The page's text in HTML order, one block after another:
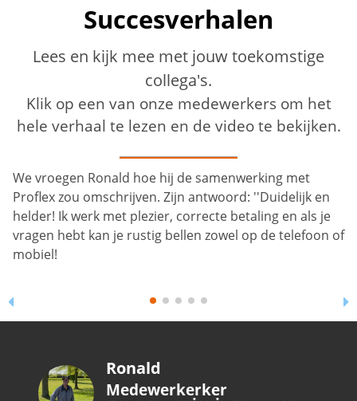
Succesverhalen
Lees en kijk mee met jouw toekomstige
collega's.
Klik op een van onze medewerkers om het
hele verhaal te lezen en de video te bekijken.
Sjef’s succesverhaal bij Proflex Personeel is een mooi
voorbeeld hoe je je draai kunt vinden op latere leeftijd.
Hij werkt sinds 2022 bij Proflex als medewerker
groenvoorziening. Op 73-jarige leeftijd is Sjef
voornamelijk actief in het schoffelen binnen de
Sjef Maas
Medewerker